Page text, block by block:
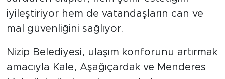
iyileştiriyor hem de vatandaşların can ve
mal güvenliğini sağlıyor.
Nizip Belediyesi, ulaşım konforunu artırmak
amacıyla Kale, Aşağıçardak ve Menderes